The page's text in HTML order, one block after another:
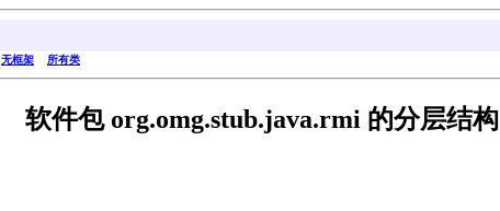
无框架 所有类
软件包 org.omg.stub.java.rmi 的分层结构